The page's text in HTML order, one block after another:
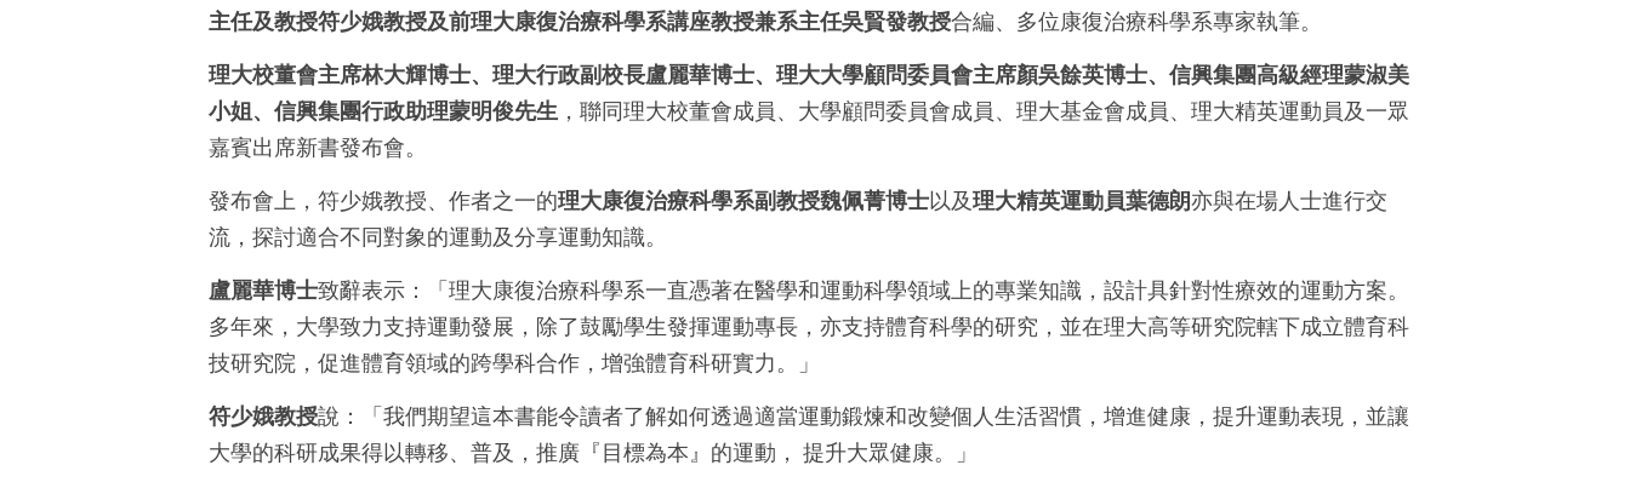
主任及教授符少娥教授及前理大康復治療科學系講座教授兼系主任吳賢發教授合編、多位康復治療科學系專家執筆。
理大校董會主席林大輝博士、理大行政副校長盧麗華博士、理大大學顧問委員會主席顏吳餘英博士、信興集團高級經理蒙淑美
小姐、信興集團行政助理蒙明俊先生 ，聯同理大校董會成員、大學顧問委員會成員、理大基金會成員、理大精英運動員及一眾
嘉賓出席新書發布會。
發布會上，符少娥教授、作者之一的理大康復治療科學系副教授魏佩菁博士以及理大精英運動員葉德朗亦與在場人士進行交
流，探討適合不同對象的運動及分享運動知識。
盧麗華博士致辭表示：「理大康復治療科學系一直憑著在醫學和運動科學領域上的專業知識，設計具針對性療效的運動方案。
多年來，大學致力支持運動發展，除了鼓勵學生發揮運動專長，亦支持體育科學的研究，並在理大高等研究院轄下成立體育科
技研究院，促進體育領域的跨學科合作，增強體育科研實力。」
符少娥教授說：「我們期望這本書能令讀者了解如何透過適當運動鍛煉和改變個人生活習慣，增進健康，提升運動表現，並讓
大學的科研成果得以轉移、普及，推廣『目標為本』的運動， 提升大眾健康。」